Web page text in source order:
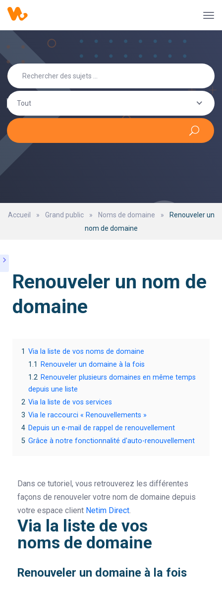
Tout
Accueil » Grand public » Noms de domaine »
Renouveler un
nom de domaine
Renouveler un nom de
domaine
1 Via la liste de vos noms de domaine
1.1
Renouveler un domaine à la fois
1.2 Renouveler plusieurs domaines en même temps
depuis une liste
2 Via la liste de vos services
3 Via le raccourci « Renouvellements »
4 Depuis un e-mail de rappel de renouvellement
5 Grâce à notre fonctionnalité d'auto-renouvellement
Dans ce tutoriel, vous retrouverez les différentes
façons de renouveler votre nom de domaine depuis
votre espace client Netim Direct.
Via la liste de vos
noms de domaine
Renouveler un domaine à la fois